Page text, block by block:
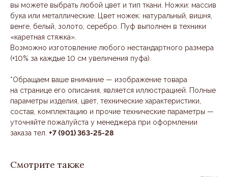
вы можете выбрать любой цвет и тип ткани. Ножки: массив
бука или металлические. Цвет ножек: натуральный, вишня,
венге, белый, золото, серебро. Пуф выполнен в техники
«каретная стяжка».
Возможно изготовление любого нестандартного размера
(+10% за каждые 10 см увеличения пуфа).
*Обращаем ваше внимание — изображение товара
на странице его описания, является иллюстрацией. Полные
параметры изделия, цвет, технические характеристики,
состав, комплектацию и прочие технические параметры —
уточняйте пожалуйста у менеджера при оформлении
заказа тел. +7 (901) 363-25-28
Смотрите также